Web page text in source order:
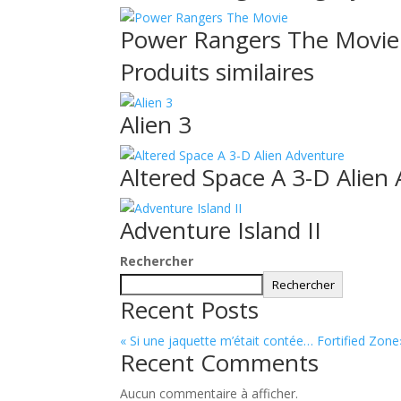
Power Rangers The Movie
Produits similaires
Alien 3
Altered Space A 3-D Alien
Adventure Island II
Rechercher
Rechercher
Recent Posts
« Si une jaquette m’était contée… Fortified
Recent Comments
Aucun commentaire à afficher.